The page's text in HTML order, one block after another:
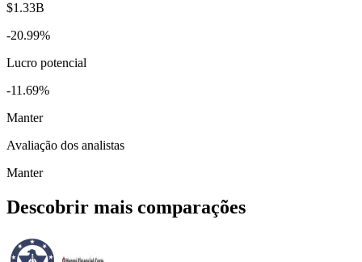
$1.33B
-20.99%
Lucro potencial
-11.69%
Manter
Avaliação dos analistas
Manter
Descobrir mais comparações